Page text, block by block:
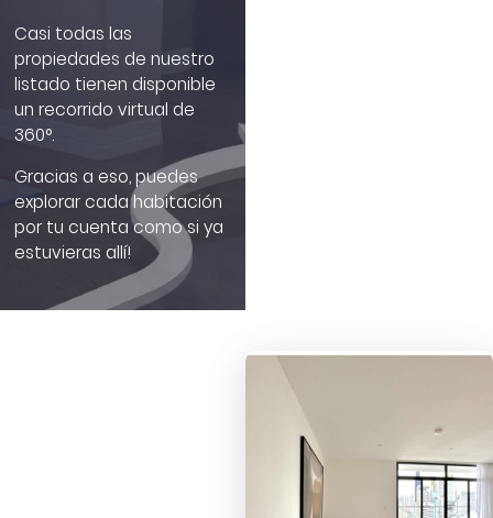
Casi todas las
propiedades de nuestro
listado tienen disponible
un recorrido virtual de
360°.
Gracias a eso, puedes
explorar cada habitación
por tu cuenta como si ya
estuvieras allí!